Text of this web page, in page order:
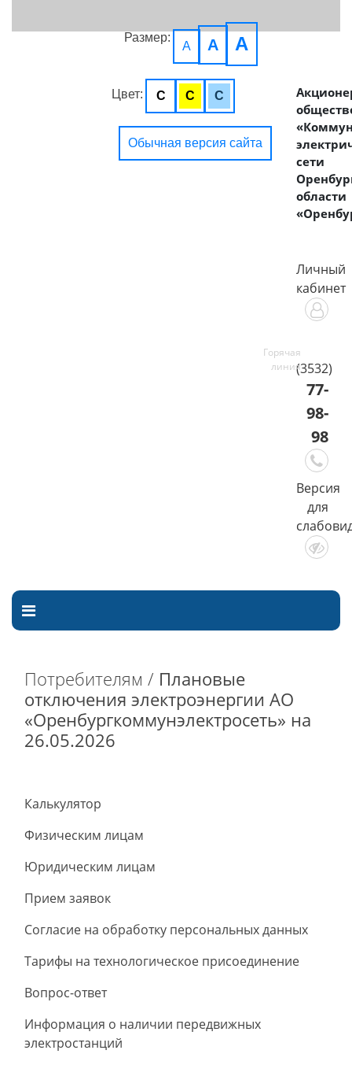
Размер:
A A A
Цвет: C C C
Обычная версия сайта
сети
области
Личный
кабинет
(3532)
77-
98-
98
Версия
для
Потребителям / Плановые
отключения электроэнергии АО
«Оренбургкоммунэлектросеть» на
26.05.2026
Калькулятор
Физическим лицам
Юридическим лицам
Прием заявок
Согласие на обработку персональных данных
Тарифы на технологическое присоединение
Вопрос-ответ
Информация о наличии передвижных
электростанций